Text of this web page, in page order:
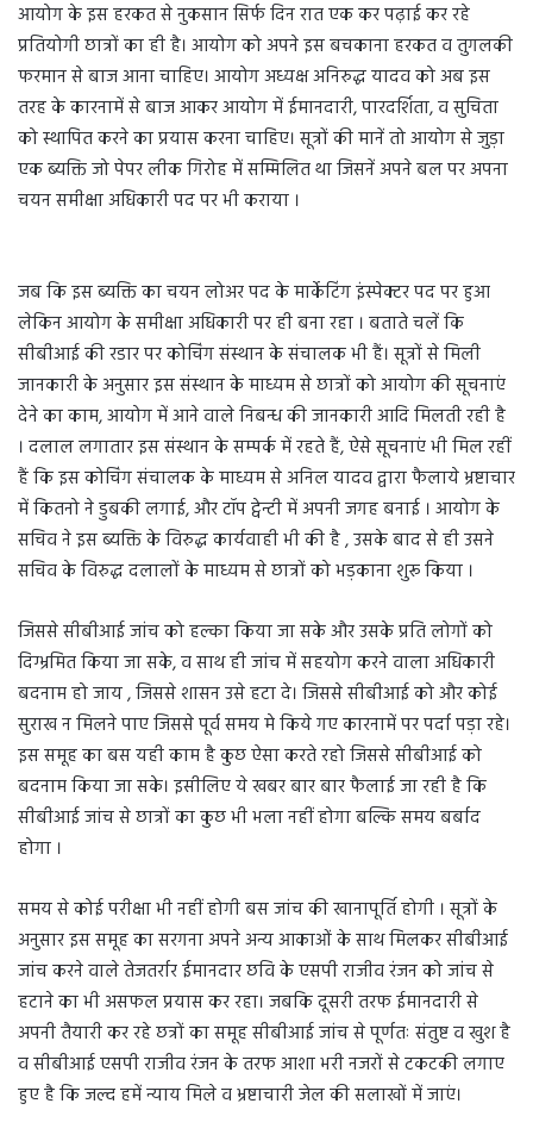
आयोग के इस हरकत से नुकसान सिर्फ दिन रात एक कर पढ़ाई कर रहे
प्रतियोगी छात्रों का ही है। आयोग को अपने इस बचकाना हरकत व तुगलकी
फरमान से बाज आना चाहिए। आयोग अध्यक्ष अनिरुद्ध यादव को अब इस
तरह के कारनामें से बाज आकर आयोग में ईमानदारी, पारदर्शिता, व सुचिता
को स्थापित करने का प्रयास करना चाहिए। सूत्रों की मानें तो आयोग से जुड़ा
एक ब्यक्ति जो पेपर लीक गिरोह में सम्मिलित था जिसनें अपने बल पर अपना
चयन समीक्षा अधिकारी पद पर भी कराया ।
जब कि इस ब्यक्ति का चयन लोअर पद के मार्केटिंग इंस्पेक्टर पद पर हुआ
लेकिन आयोग के समीक्षा अधिकारी पर ही बना रहा । बताते चलें कि
सीबीआई की रडार पर कोचिंग संस्थान के संचालक भी हैं। सूत्रों से मिली
जानकारी के अनुसार इस संस्थान के माध्यम से छात्रों को आयोग की सूचनाएं
देने का काम, आयोग में आने वाले निबन्ध की जानकारी आदि मिलती रही है
। दलाल लगातार इस संस्थान के सम्पर्क में रहते हैं, ऐसे सूचनाएं भी मिल रहीं
हैं कि इस कोचिंग संचालक के माध्यम से अनिल यादव द्वारा फैलाये भ्रष्टाचार
में कितनो ने डुबकी लगाई, और टॉप ट्वेन्टी में अपनी जगह बनाई । आयोग के
सचिव ने इस ब्यक्ति के विरुद्ध कार्यवाही भी की है , उसके बाद से ही उसने
सचिव के विरुद्ध दलालों के माध्यम से छात्रों को भड़काना शुरू किया ।
जिससे सीबीआई जांच को हल्का किया जा सके और उसके प्रति लोगों को
दिग्भ्रमित किया जा सके, व साथ ही जांच में सहयोग करने वाला अधिकारी
बदनाम हो जाय , जिससे शासन उसे हटा दे। जिससे सीबीआई को और कोई
सुराख न मिलने पाए जिससे पूर्व समय मे किये गए कारनामें पर पर्दा पड़ा रहे।
इस समूह का बस यही काम है कुछ ऐसा करते रहो जिससे सीबीआई को
बदनाम किया जा सके। इसीलिए ये खबर बार बार फैलाई जा रही है कि
सीबीआई जांच से छात्रों का कुछ भी भला नहीं होगा बल्कि समय बर्बाद
होगा ।
समय से कोई परीक्षा भी नहीं होगी बस जांच की खानापूर्ति होगी । सूत्रों के
अनुसार इस समूह का सरगना अपने अन्य आकाओं के साथ मिलकर सीबीआई
जांच करने वाले तेजतर्रार ईमानदार छवि के एसपी राजीव रंजन को जांच से
हटाने का भी असफल प्रयास कर रहा। जबकि दूसरी तरफ ईमानदारी से
अपनी तैयारी कर रहे छत्रों का समूह सीबीआई जांच से पूर्णतः संतुष्ट व खुश है
व सीबीआई एसपी राजीव रंजन के तरफ आशा भरी नजरों से टकटकी लगाए
हुए है कि जल्द हमें न्याय मिले व भ्रष्टाचारी जेल की सलाखों में जाएं।